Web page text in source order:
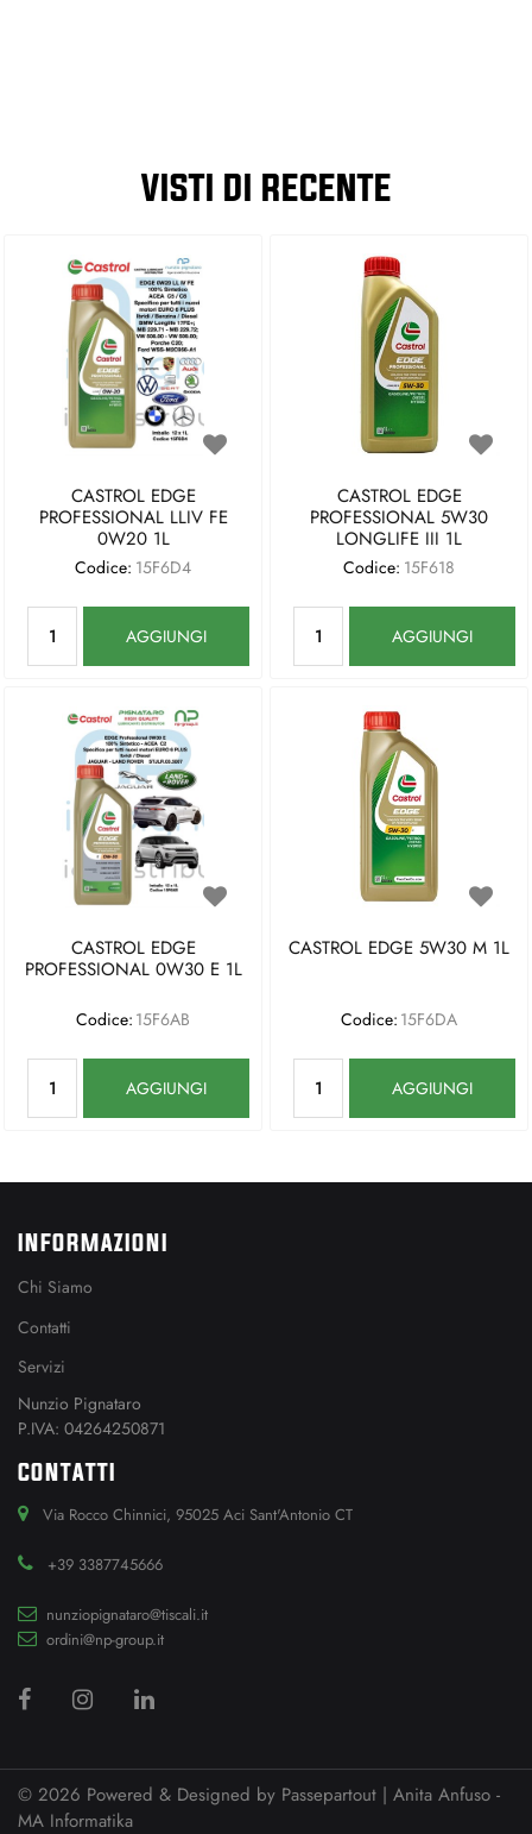
VISTI DI RECENTE
CASTROL EDGE
PROFESSIONAL LLIV FE
0W20 1L
Codice: 15F6D4
AGGIUNGI
CASTROL EDGE
PROFESSIONAL 5W30
LONGLIFE III 1L
Codice: 15F618
AGGIUNGI
CASTROL EDGE
PROFESSIONAL 0W30 E 1L
Codice: 15F6AB
AGGIUNGI
CASTROL EDGE 5W30 M 1L
Codice: 15F6DA
AGGIUNGI
INFORMAZIONI
Chi Siamo
Contatti
Servizi
Nunzio Pignataro
P.IVA: 04264250871
CONTATTI
Via Rocco Chinnici, 95025 Aci Sant'Antonio CT
+39 3387745666
nunziopignataro@tiscali.it
ordini@np-group.it
© 2026 Powered & Designed by Passepartout | Anita Anfuso -
MA Informatika